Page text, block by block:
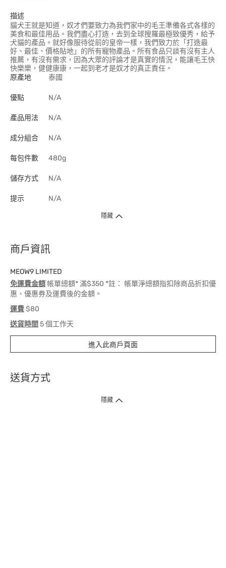
描述
貓犬王就是知道，奴才們要致力為我們家中的毛王準備各式各樣的
美食和最佳用品。我們盡心打造，去到全球搜羅最極致優秀，給予
犬貓的產品。就好像服待從前的皇帝一樣，我們致力於「打造最
好、最佳、價格貼地」的所有寵物產品。所有食品只談有沒有主人
推薦，有沒有需求，因為大眾的評論才是真實的情況，能讓毛王快
快樂樂，健健康康，一起到老才是奴才的真正責任。
原產地
泰國
優點 N/A
產品用法 N/A
成分組合 N/A
每包件數 480g
儲存方式 N/A
提示 N/A
隱藏
商戶資訊
MEOW9 LIMITED
免運費金額 帳單總額* 滿$350 *註： 帳單淨總額指扣除商品折扣優
惠、優惠券及運費後的金額。
運費$80
送貨時間 5 個工作天
進入此商戶頁面
送貨方式
1. 送貨到府（受衛生署條例規管產品除外 ）
隱藏